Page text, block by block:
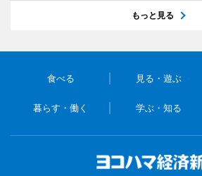
もっと見る
食べる 見る・遊ぶ
暮らす・働く 学ぶ・知る